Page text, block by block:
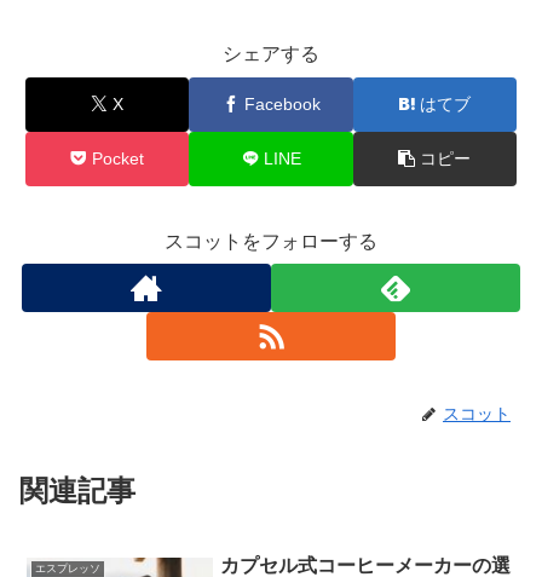
シェアする
X Facebook はてブ
Pocket LINE コピー
スコットをフォローする
スコット
関連記事
エスプレッソ
カプセル式コーヒーメーカーの選